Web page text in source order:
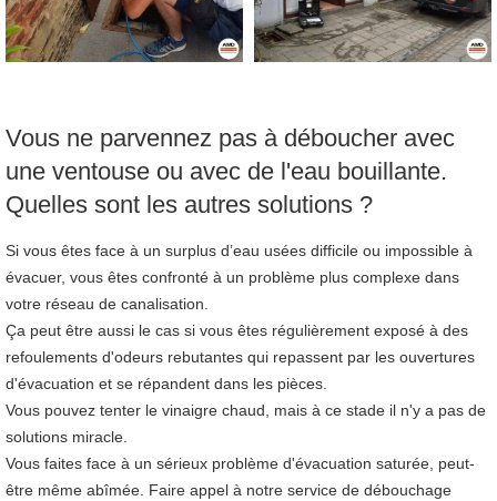
Vous ne parvennez pas à déboucher avec
une ventouse ou avec de l'eau bouillante.
Quelles sont les autres solutions ?
Si vous êtes face à un surplus d’eau usées difficile ou impossible à
évacuer, vous êtes confronté à un problème plus complexe dans
votre réseau de canalisation.
Ça peut être aussi le cas si vous êtes régulièrement exposé à des
refoulements d'odeurs rebutantes qui repassent par les ouvertures
d'évacuation et se répandent dans les pièces.
Vous pouvez tenter le vinaigre chaud, mais à ce stade il n'y a pas de
solutions miracle.
Vous faites face à un sérieux problème d'évacuation saturée, peut-
être même abîmée. Faire appel à notre service de débouchage